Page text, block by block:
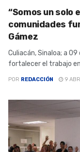
“Somos un solo
comunidades
Gámez
Culiacán, Sinaloa; a
fortalecer el trabajo
POR REDACCIÓN 9